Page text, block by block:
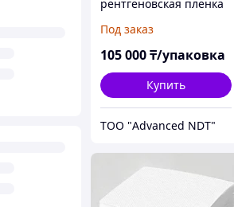
рентгеновская пленка
24см(100 листов)
Под заказ
105 000₸/упаковка
Купить
ТОО "Advanced NDT"